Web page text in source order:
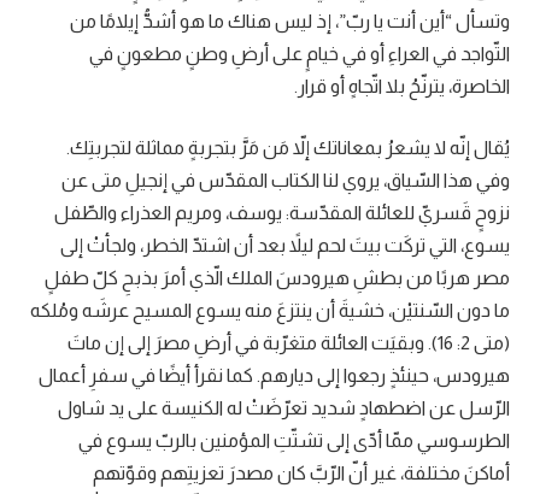
وتسأل “أين أنت يا ربّ”، إذ ليس هناك ما هو أشدُّ إيلامًا من
التّواجد في العراءِ أو في خيامٍ على أرضِ وطنٍ مطعونٍ في
الخاصرة، يترنّحُ بلا اتّجاهٍ أو قرار.
يُقال إنّه لا يشعرُ بمعاناتك إلاّ مَن مَرَّ بتجربةٍ مماثلة لتجربتِك.
وفي هذا السّياق، يروي لنا الكتاب المقدّس في إنجيلِ متى عن
نزوحٍ قَسريّ للعائلة المقدّسة: يوسف، ومريم العذراء والطّفل
يسوع، التي تركَت بيتَ لحم ليلاً بعد أن اشتدّ الخطر، ولجأتْ إلى
مصر هربًا من بطشِ هيرودسَ الملك الّذي أمرَ بذبحِ كلّ طفلٍ
ما دون السّنتيْن، خشيةَ أن ينتزعَ منه يسوع المسيح عرشَه ومُلكه
(متى 2: 16). وبقيَت العائلة متغرّبة في أرضِ مصرَ إلى إن ماتَ
هيرودس، حينئذٍ رجعوا إلى ديارهم. كما نقرأ أيضًا في سفرِ أعمال
الرّسل عن اضطهادٍ شديد تعرّضَتْ له الكنيسة على يد شاول
الطرسوسي ممّا أدّى إلى تشتّتِ المؤمنين بالربّ يسوع في
أماكنَ مختلفة، غير أنّ الرّبَّ كان مصدرَ تعزيتِهم وقوّتهم